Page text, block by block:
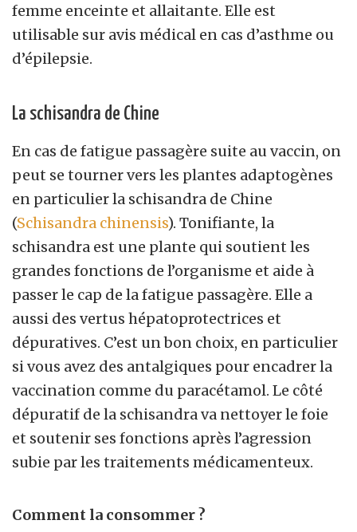
femme enceinte et allaitante. Elle est
utilisable sur avis médical en cas d’asthme ou
d’épilepsie.
La schisandra de Chine
En cas de fatigue passagère suite au vaccin, on
peut se tourner vers les plantes adaptogènes
en particulier la schisandra de Chine
(Schisandra chinensis). Tonifiante, la
schisandra est une plante qui soutient les
grandes fonctions de l’organisme et aide à
passer le cap de la fatigue passagère. Elle a
aussi des vertus hépatoprotectrices et
dépuratives. C’est un bon choix, en particulier
si vous avez des antalgiques pour encadrer la
vaccination comme du paracétamol. Le côté
dépuratif de la schisandra va nettoyer le foie
et soutenir ses fonctions après l’agression
subie par les traitements médicamenteux.
Comment la consommer ?